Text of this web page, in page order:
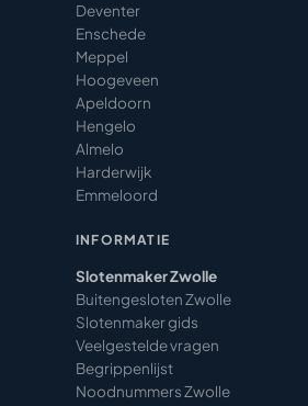
Deventer
Enschede
Meppel
Hoogeveen
Apeldoorn
Hengelo
Almelo
Harderwijk
Emmeloord
INFORMATIE
Slotenmaker Zwolle
Buitengesloten Zwolle
Slotenmaker gids
Veelgestelde vragen
Begrippenlijst
Noodnummers Zwolle